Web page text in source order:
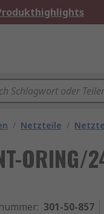
/ Netzteile /
ORING/
: 301-50-857